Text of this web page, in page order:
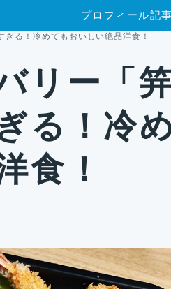
プロフィール記
る！冷めてもおいしい絶品洋食！
リー「
る！冷
食！